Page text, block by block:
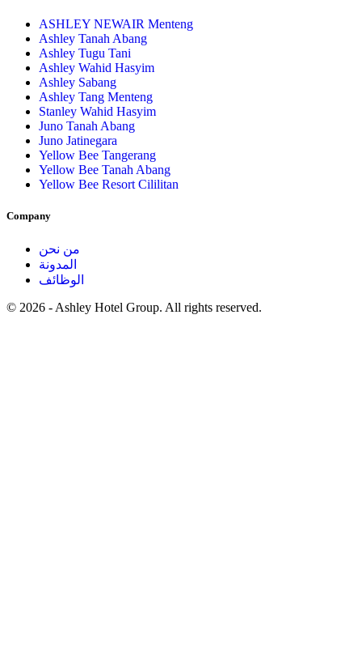
ASHLEY NEWAIR Menteng
Ashley Tanah Abang
Ashley Tugu Tani
Ashley Wahid Hasyim
Ashley Sabang
Ashley Tang Menteng
Stanley Wahid Hasyim
Juno Tanah Abang
Juno Jatinegara
Yellow Bee Tangerang
Yellow Bee Tanah Abang
Yellow Bee Resort Cililitan
Company
من نحن
المدونة
الوظائف
© 2026 - Ashley Hotel Group. All rights reserved.